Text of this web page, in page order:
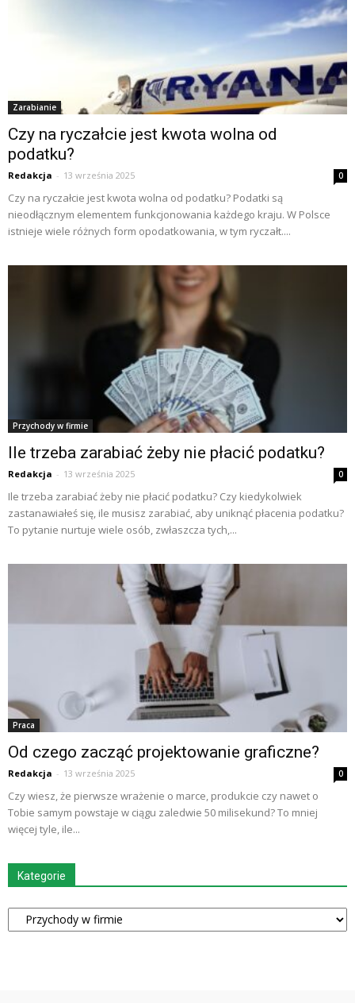
Zarabianie
Czy na ryczałcie jest kwota wolna od
podatku?
Redakcja - 13 września 2025 0
Czy na ryczałcie jest kwota wolna od podatku? Podatki są
nieodłącznym elementem funkcjonowania każdego kraju. W Polsce
istnieje wiele różnych form opodatkowania, w tym ryczałt....
Przychody w firmie
Ile trzeba zarabiać żeby nie płacić podatku?
Redakcja - 13 września 2025 0
Ile trzeba zarabiać żeby nie płacić podatku? Czy kiedykolwiek
zastanawiałeś się, ile musisz zarabiać, aby uniknąć płacenia podatku?
To pytanie nurtuje wiele osób, zwłaszcza tych,...
Praca
Od czego zacząć projektowanie graficzne?
Redakcja - 13 września 2025 0
Czy wiesz, że pierwsze wrażenie o marce, produkcie czy nawet o
Tobie samym powstaje w ciągu zaledwie 50 milisekund? To mniej
więcej tyle, ile...
Kategorie
Kategorie